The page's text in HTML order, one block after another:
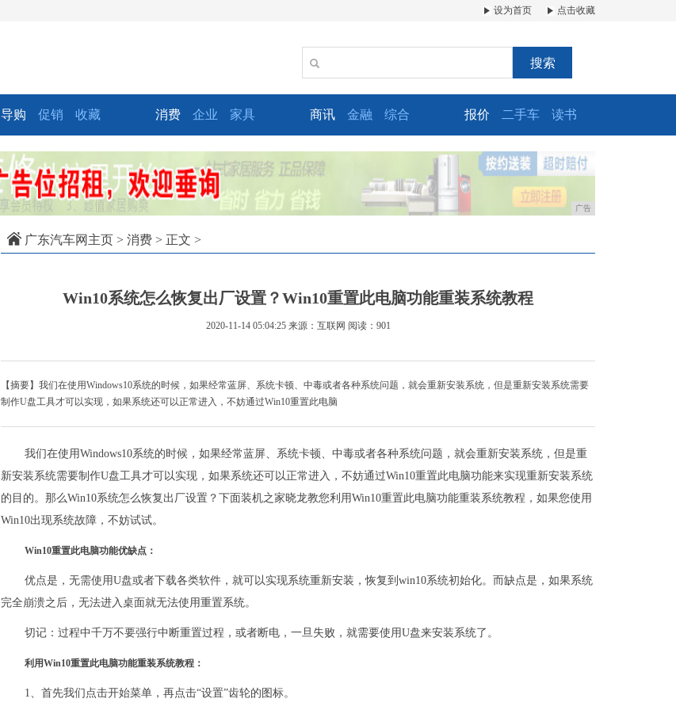
设为首页 点击收藏
搜索
导购 促销 收藏 消费 企业 家具 商讯 金融 综合 报价 二手车 读书
广告
广东汽车网主页 > 消费 > 正文 >
Win10系统怎么恢复出厂设置？Win10重置此电脑功能重装系统教程
2020-11-14 05:04:25 来源：互联网 阅读：901
【摘要】我们在使用Windows10系统的时候，如果经常蓝屏、系统卡顿、中毒或者各种系统问题，就会重新安装系统，但是重新安装系统需要
制作U盘工具才可以实现，如果系统还可以正常进入，不妨通过Win10重置此电脑
我们在使用Windows10系统的时候，如果经常蓝屏、系统卡顿、中毒或者各种系统问题，就会重新安装系统，但是重
新安装系统需要制作U盘工具才可以实现，如果系统还可以正常进入，不妨通过Win10重置此电脑功能来实现重新安装系统
的目的。那么Win10系统怎么恢复出厂设置？下面装机之家晓龙教您利用Win10重置此电脑功能重装系统教程，如果您使用
Win10出现系统故障，不妨试试。
Win10重置此电脑功能优缺点：
优点是，无需使用U盘或者下载各类软件，就可以实现系统重新安装，恢复到win10系统初始化。而缺点是，如果系统
完全崩溃之后，无法进入桌面就无法使用重置系统。
切记：过程中千万不要强行中断重置过程，或者断电，一旦失败，就需要使用U盘来安装系统了。
利用Win10重置此电脑功能重装系统教程：
1、首先我们点击开始菜单，再点击“设置”齿轮的图标。